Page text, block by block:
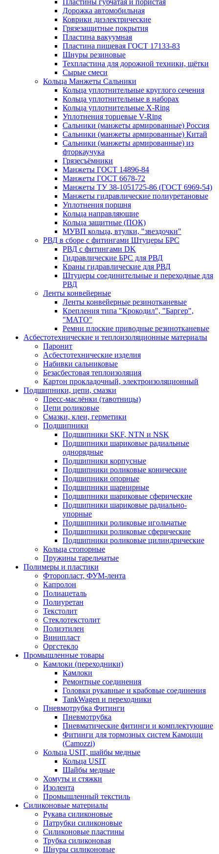
Пластины губчатая и пористая
Дорожка автомобильная
Коврики диэлектрические
Грязезащитные покрытия
Пластина вакуумная
Пластина пищевая ГОСТ 17133-83
Шнуры резиновые
Техпластина для дорожной техники, щётки
Сырые смеси
Кольца Манжеты Сальники
Кольца уплотнительные круглого сечения
Кольца уплотнительные в наборах
Кольца уплотнительные Х-Ring
Уплотнения торцевые V-Ring
Сальники (манжеты армированные) Россия
Сальники (манжеты армированные) Китай
Сальники (манжеты армированные) из
фторкаучука
Грязесъёмники
Манжеты ГОСТ 14896-84
Манжеты ГОСТ 6678-72
Манжеты ТУ 38-1051725-86 (ГОСТ 6969-54)
Манжеты гидравлические полиуретановые
Уплотнения поршня
Кольца направляющие
Кольца защитные (ПОК)
МУВП кольца, втулки, "звездочки"
РВД в сборе с фитингами Штуцеры БРС
РВД с фитингами DK
Гидравлические БРС для РВД
Краны гидравлические для РВД
Штуцеры соединительные и переходные для
РВД
Ленты конвейерные
Ленты конвейерные резинотканевые
Крепления типа "Крокодил", "Баргер",
"МАТО"
Ремни плоские приводные резинотканевые
Асбестотехнические и теплоизоляционные материалы
Паронит
Асбестотехнические изделия
Набивки сальниковые
Безасбестовая теплоизоляция
Картон прокладочный, электроизоляционный
Подшипники, цепи, смазки
Пресс-маслёнки (тавотницы)
Цепи роликовые
Смазки, клеи, герметики
Подшипники
Подшипники SKF, NTN и NSK
Подшипники шариковые радиальные
однорядные
Подшипники корпусные
Подшипники роликовые конические
Подшипники опорные
Подшипники шарнирные
Подшипники шариковые сферические
Подшипники шариковые радиально-
упорные
Подшипники роликовые игольчатые
Подшипники роликовые сферические
Подшипники роликовые цилиндрические
Кольца стопорные
Пружины тарельчатые
Полимеры и пластики
Фторопласт, ФУМ-лента
Капролон
Полиацеталь
Полиуретан
Текстолит
Стеклотекстолит
Полиэтилен
Винипласт
Оргстекло
Промышленные товары
Камлоки (переходники)
Камлоки
Ремонтные соединения
Головки рукавные и крабовые соединения
TankWagen и переходники
Пневмотрубка Фитинги
Пневмотрубка
Пневматические фитинги и комплектующие
Фитинги для тормозных систем Камоцци
(Camozzi)
Кольца USIT, шайбы медные
Кольца USIT
Шайбы медные
Хомуты и стяжки
Изолента
Промышленный текстиль
Силиконовые материалы
Рукава силиконовые
Патрубки силиконовые
Силиконовые пластины
Трубка силиконовая
Шнуры силиконовые